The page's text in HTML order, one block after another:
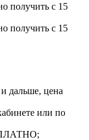
получить с 15
получить с 15
дальше, цена
или по